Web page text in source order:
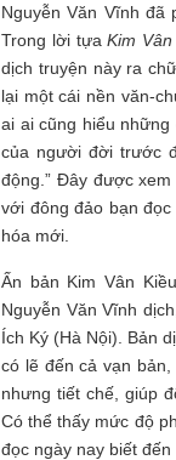
Nguyễn Văn Vĩnh đã
Trong lời tựa Kim
dịch truyện này ra
lại một cái nền văn-
ai ai cũng hiểu
của người đời trước
động.” Đây được
với đông đảo bạn
hóa mới.
Ấn bản Kim Vân
Nguyễn Văn Vĩnh
Ích Ký (Hà Nội). Bản
có lẽ đến cả vạn
nhưng tiết chế, giúp
Có thể thấy mức độ
đọc ngày nay biết